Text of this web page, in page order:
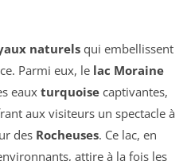
naturels qui embellissent
Parmi eux, le lac Moraine
eaux turquoise captivantes,
aux visiteurs un spectacle à
des Rocheuses. Ce lac, en
attire à la fois les